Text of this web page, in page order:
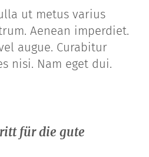
ut metus varius
Aenean imperdiet.
augue. Curabitur
nisi. Nam eget dui.
für die gute